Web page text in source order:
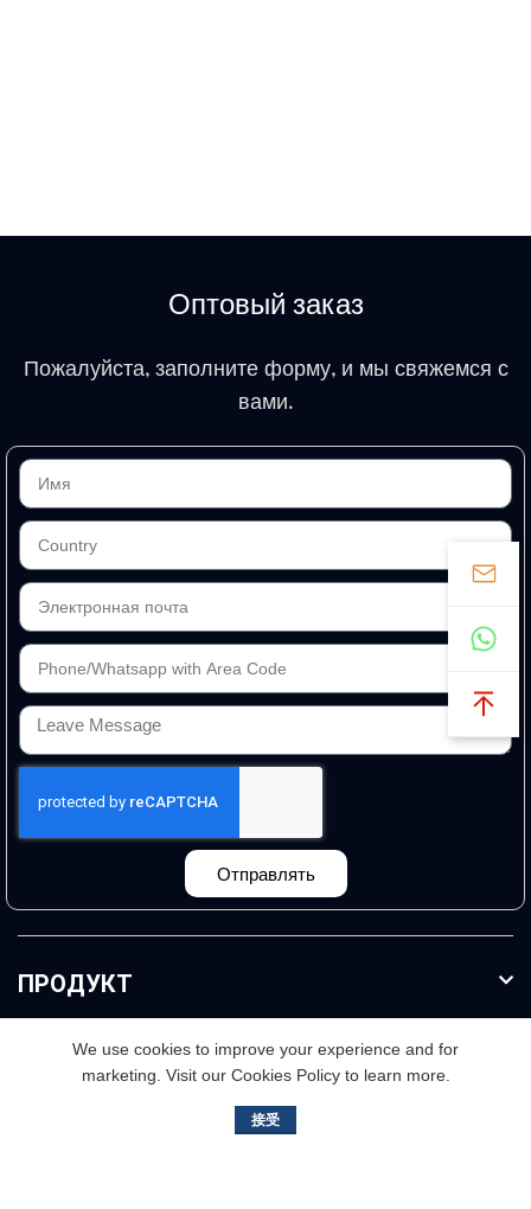
Оптовый заказ
Пожалуйста, заполните форму, и мы свяжемся с
вами.
Отправлять
ПРОДУКТ
ДОПОЛНИТЕЛЬНАЯ ИНФОРМАЦИЯ
We use cookies to improve your experience and for
marketing. Visit our Cookies Policy to learn more.
接受